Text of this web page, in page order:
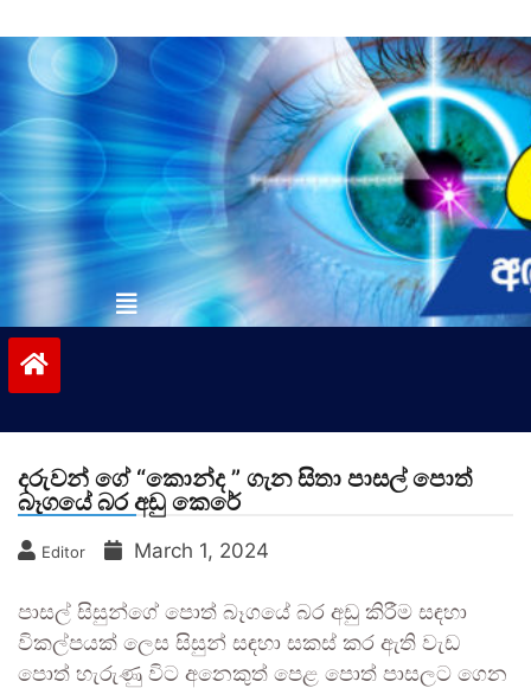
to
contentvinivida.lk
දරුවන් ගේ “කොන්ද ” ගැන සිතා පාසල් පොත්
බෑගයේ බර අඩු කෙරේ
Editor March 1, 2024
පාසල් සිසුන්ගේ පොත් බෑගයේ බර අඩු කිරීම සඳහා
විකල්පයක් ලෙස සිසුන් සඳහා සකස් කර ඇති වැඩ
පොත් හැරුණු විට අනෙකුත් පෙළ පොත් පාසලට ගෙන